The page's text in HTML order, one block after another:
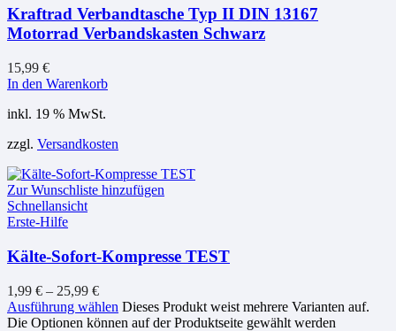
Kraftrad Verbandtasche Typ II DIN 13167
Motorrad Verbandskasten Schwarz
15,99 €
In den Warenkorb
inkl. 19 % MwSt.
zzgl. Versandkosten
Zur Wunschliste hinzufügen
Schnellansicht
Erste-Hilfe
Kälte-Sofort-Kompresse TEST
1,99 € – 25,99 €
Ausführung wählen Dieses Produkt weist mehrere Varianten auf.
Die Optionen können auf der Produktseite gewählt werden